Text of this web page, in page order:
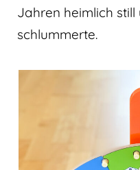
Jahren heimlich
schlummerte.